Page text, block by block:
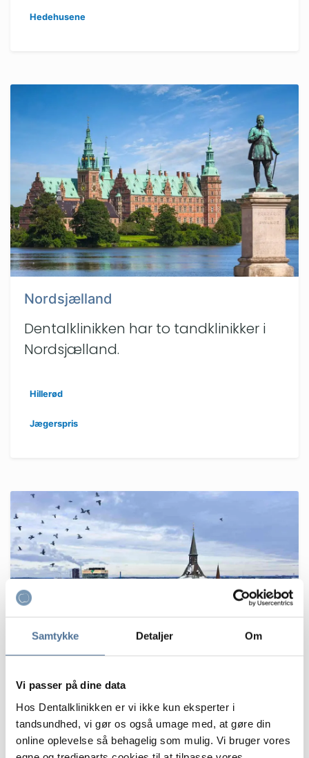
Samtykke Detaljer Om
Vi passer på dine data
Hos Dentalklinikken er vi ikke kun eksperter i
tandsundhed, vi gør os også umage med, at gøre din
online oplevelse så behagelig som mulig. Vi bruger vores
Hedehusene
Nordsjælland
Dentalklinikken har to tandklinikker i
Nordsjælland.
Hillerød
Jægerspris
Fyn
Dentalklinikken har én tandklinik på